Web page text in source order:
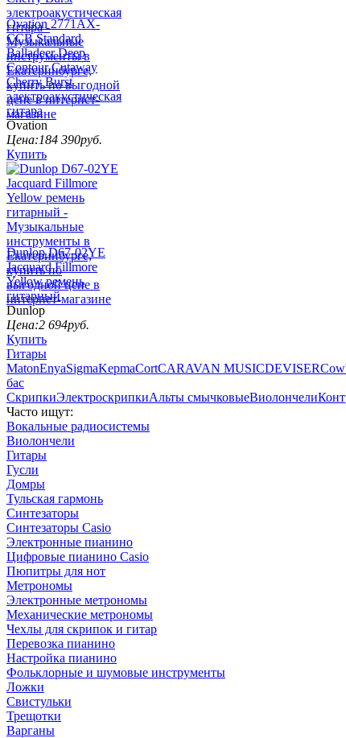
Ovation 2771AX-
CCB Standard
Balladeer Deep
Contour Cutaway
Cherry Burst
электроакустическая
гитара
Ovation
Цена:184 390руб.
Купить
Dunlop D67-02YE
Jacquard Fillmore
Yellow ремень
гитарный
Dunlop
Цена:2 694руб.
Купить
Гитары
MatonEnyaSigmaKepmaCortCARAVAN MUSICDEVISER
бас
СкрипкиЭлектроскрипкиАльты смычковыеВиолончели
Часто ищут:
Вокальные радиосистемы
Виолончели
Гитары
Гусли
Домры
Тульская гармонь
Синтезаторы
Синтезаторы Casio
Электронные пианино
Цифровые пианино Casio
Пюпитры для нот
Метрономы
Электронные метрономы
Механические метрономы
Чехлы для скрипок и гитар
Перевозка пианино
Настройка пианино
Фольклорные и шумовые инструменты
Ложки
Свистульки
Трещотки
Варганы